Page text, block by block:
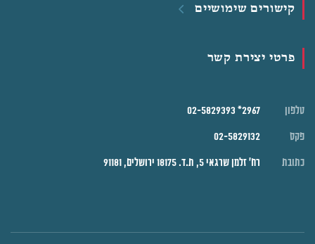
קישורים שימושיים
פרטי יצירת קשר
טלפון
פקס
כתובת
רח' זלמן שרגאי 5, ת.ד. 18175 ירושלים, 91181